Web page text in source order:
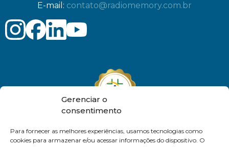
Gerenciar o
consentimento
Para fornecer as melhores experiências, usamos tecnologias como
cookies para armazenar e/ou acessar informações do dispositivo. O
E-mail: contato@radiomemory.com.br